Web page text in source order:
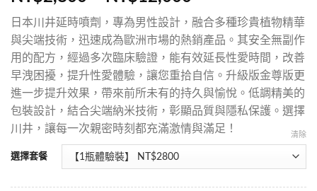
5，已有 位
顧客進行評
分
日本川井延時噴劑，專為男性設計，融合多種珍貴植物精華
與尖端技術，迅速成為歐洲市場的熱銷產品。其安全無副作
用的配方，經過多次臨床驗證，能有效延長性愛時間，改善
早洩困擾，提升性愛體驗，讓您重拾自信。升級版金尊版更
進一步提升效果，帶來前所未有的持久與愉悅。低調精美的
包裝設計，結合尖端納米技術，彰顯品質與隱私保護。選擇
川井，讓每一次親密時刻都充滿激情與滿足！
選擇套餐
清除